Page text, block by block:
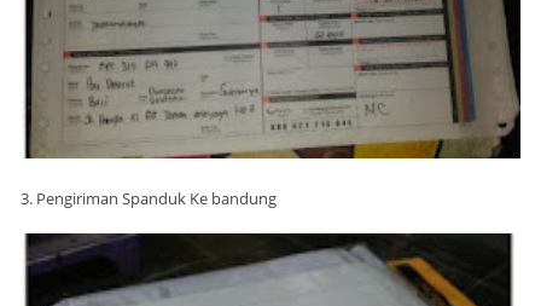
3. Pengiriman Spanduk Ke bandung